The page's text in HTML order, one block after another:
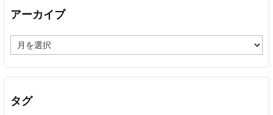
アーカイブ
ー
カ
イ
タグ